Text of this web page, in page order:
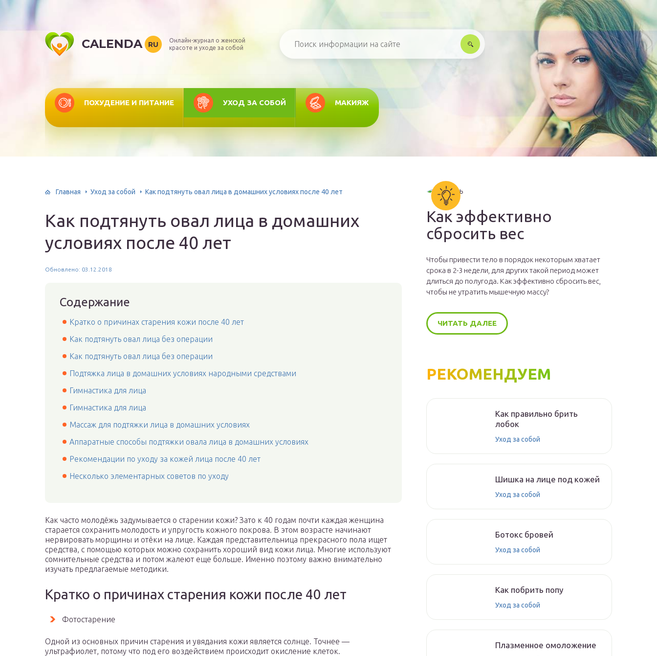
CALENDA RU
Онлайн-журнал о женской
красоте и уходе за собой
ПОХУДЕНИЕ И ПИТАНИЕ УХОД ЗА СОБОЙ МАКИЯЖ
Главная Уход за собой Как подтянуть овал лица в домашних условиях после 40 лет
Как подтянуть овал лица в домашних
условиях после 40 лет
Обновлено: 03.12.2018
Содержание
Кратко о причинах старения кожи после 40 лет
Как подтянуть овал лица без операции
Как подтянуть овал лица без операции
Подтяжка лица в домашних условиях народными средствами
Гимнастика для лица
Гимнастика для лица
Массаж для подтяжки лица в домашних условиях
Аппаратные способы подтяжки овала лица в домашних условиях
Рекомендации по уходу за кожей лица после 40 лет
Несколько элементарных советов по уходу
Как часто молодёжь задумывается о старении кожи? Зато к 40 годам почти каждая женщина
старается сохранить молодость и упругость кожного покрова. В этом возрасте начинают
нервировать морщины и отёки на лице. Каждая представительница прекрасного пола ищет
средства, с помощью которых можно сохранить хороший вид кожи лица. Многие используют
сомнительные средства и потом жалеют еще больше. Именно поэтому важно внимательно
изучать предлагаемые методики.
Кратко о причинах старения кожи после 40 лет
Фотостарение
Одной из основных причин старения и увядания кожи является солнце. Точнее —
ультрафиолет, потому что под его воздействием происходит окисление клеток.
Как эффективно
сбросить вес
Чтобы привести тело в порядок некоторым хватает
срока в 2-3 недели, для других такой период может
длиться до полугода. Как эффективно сбросить вес,
чтобы не утратить мышечную массу?
ЧИТАТЬ ДАЛЕЕ
РЕКОМЕНДУЕМ
Как правильно брить
лобок
Уход за собой
Шишка на лице под кожей
Уход за собой
Ботокс бровей
Уход за собой
Как побрить попу
Уход за собой
Плазменное омоложение